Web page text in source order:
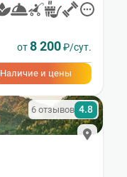
от8 200₽/сут.
Наличие и цены
6 отзывов 4.8